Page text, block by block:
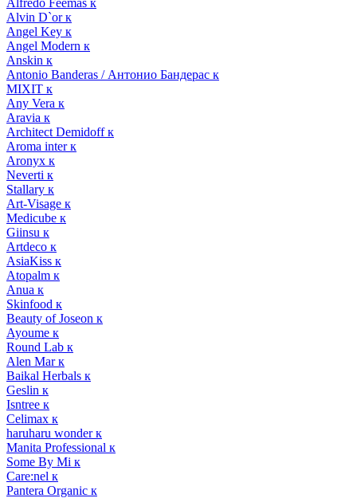
Alfredo Feemas к
Alvin D`or к
Angel Key к
Angel Modern к
Anskin к
Antonio Banderas / Антонио Бандерас к
MIXIT к
Any Vera к
Aravia к
Architect Demidoff к
Aroma inter к
Aronyx к
Neverti к
Stallary к
Art-Visage к
Medicube к
Giinsu к
Artdeco к
AsiaKiss к
Atopalm к
Anua к
Skinfood к
Beauty of Joseon к
Ayoume к
Round Lab к
Alen Mar к
Baikal Herbals к
Geslin к
Isntree к
Celimax к
haruharu wonder к
Manita Professional к
Some By Mi к
Care:nel к
Pantera Organic к